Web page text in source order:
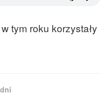
tym roku korzystały